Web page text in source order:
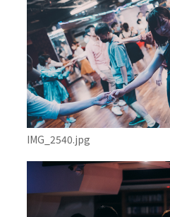
IMG_2540.jpg